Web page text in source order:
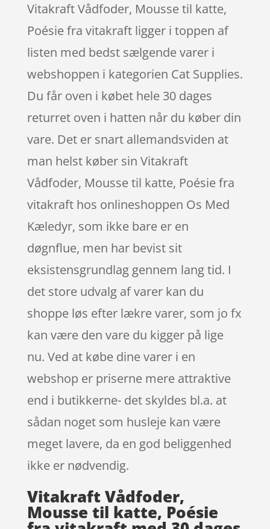
Vitakraft Vådfoder, Mousse til katte,
Poésie fra vitakraft ligger i toppen af
listen med bedst sælgende varer i
webshoppen i kategorien Cat Supplies.
Du får oven i købet hele 30 dages
returret oven i hatten når du køber din
vare. Det er snart allemandsviden at
man helst køber sin Vitakraft
Vådfoder, Mousse til katte, Poésie fra
vitakraft hos onlineshoppen Os Med
Kæledyr, som ikke bare er en
døgnflue, men har bevist sit
eksistensgrundlag gennem lang tid. I
det store udvalg af varer kan du
shoppe løs efter lækre varer, som jo fx
kan være den vare du kigger på lige
nu. Ved at købe dine varer i en
webshop er priserne mere attraktive
end i butikkerne- det skyldes bl.a. at
sådan noget som husleje kan være
meget lavere, da en god beliggenhed
ikke er nødvendig.
Vitakraft Vådfoder,
Mousse til katte, Poésie